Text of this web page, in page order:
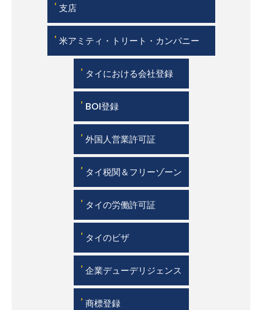
' 支店
' 米アミティ・トリート・カンパニー
' タイにおける会社登録
' BOI登録
' 外国人営業許可証
' タイ税関＆フリーゾーン
' タイの労働許可証
' タイのビザ
' 企業デューデリジェンス
' 商標登録